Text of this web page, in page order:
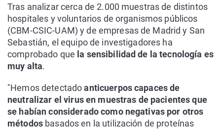
Tras analizar cerca de 2.000 muestras de distintos
hospitales y voluntarios de organismos públicos
(CBM-CSIC-UAM) y de empresas de Madrid y San
Sebastián, el equipo de investigadores ha
comprobado que la sensibilidad de la tecnología es
muy alta.
"Hemos detectadoanticuerpos capaces de
neutralizar el virus en muestras de pacientes que
se habían considerado como negativas por otros
métodosbasados en la utilización de proteínas